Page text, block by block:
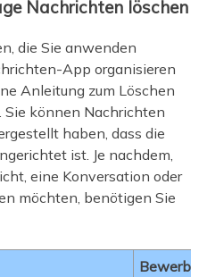
Nachrichten löschen
die Sie anwenden
App organisieren
Anleitung zum Löschen
können Nachrichten
haben, dass die
ist. Je nachdem,
eine Konversation oder
möchten, benötigen Sie